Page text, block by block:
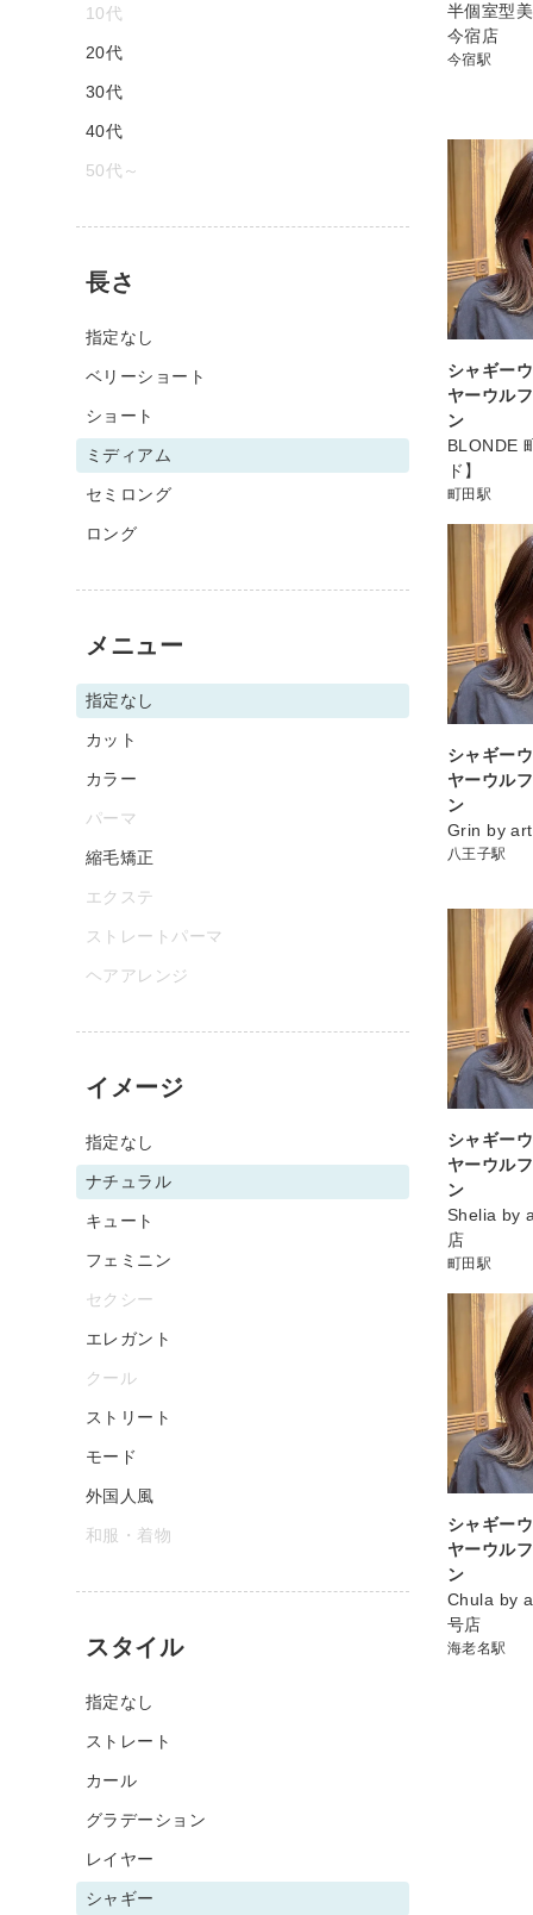
半個室型
今宿店
今宿駅
シャギー
ヤーウル
ン
BLONDE
ド】
町田駅
シャギー
ヤーウル
ン
Grin by
八王子駅
シャギー
ヤーウル
ン
Shelia by
店
町田駅
シャギー
ヤーウル
ン
Chula by
号店
海老名駅
10代
20代
30代
40代
50代～
長さ
指定なし
ベリーショート
ショート
ミディアム
セミロング
ロング
メニュー
指定なし
カット
カラー
パーマ
縮毛矯正
エクステ
ストレートパーマ
ヘアアレンジ
イメージ
指定なし
ナチュラル
キュート
フェミニン
セクシー
エレガント
クール
ストリート
モード
外国人風
和服・着物
スタイル
指定なし
ストレート
カール
グラデーション
レイヤー
シャギー